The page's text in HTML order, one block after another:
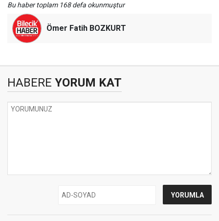
Bu haber toplam 168 defa okunmuştur
Ömer Fatih BOZKURT
HABERE YORUM KAT